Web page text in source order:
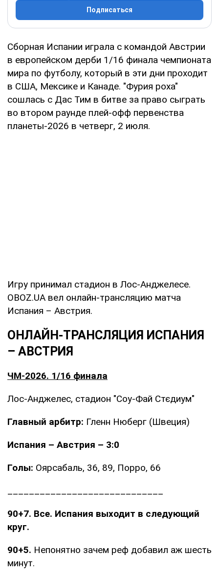
Подписаться
Сборная Испании играла с командой Австрии
в европейском дерби 1/16 финала чемпионата
мира по футболу, который в эти дни проходит
в США, Мексике и Канаде. "Фурия роха"
сошлась с Дас Тим в битве за право сыграть
во втором раунде плей-офф первенства
планеты-2026 в четверг, 2 июля.
Игру принимал стадион в Лос-Анджелесе.
OBOZ.UA вел онлайн-трансляцию матча
Испания – Австрия.
ОНЛАЙН-ТРАНСЛЯЦИЯ ИСПАНИЯ
– АВСТРИЯ
ЧМ-2026. 1/16 финала
Лос-Анджелес, стадион "Соу-Фай Стєдиум"
Главный арбитр: Гленн Нюберг (Швеция)
Испания – Австрия – 3:0
Голы: Оярсабаль, 36, 89, Порро, 66
_____________________________
90+7. Все. Испания выходит в следующий
круг.
90+5. Непонятно зачем реф добавил аж шесть
минут.